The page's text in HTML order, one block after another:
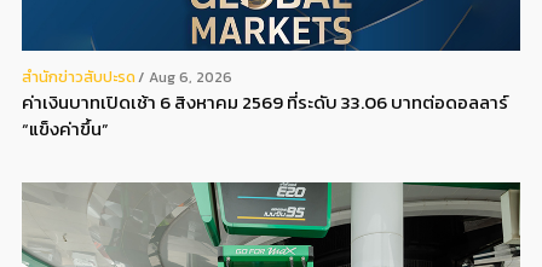
สํานักข่าวสับปะรด Aug 6, 2026
ค่าเงินบาทเปิดเช้า 6 สิงหาคม 2569 ที่ระดับ 33.06 บาทต่อดอลลาร์
“แข็งค่าขึ้น”